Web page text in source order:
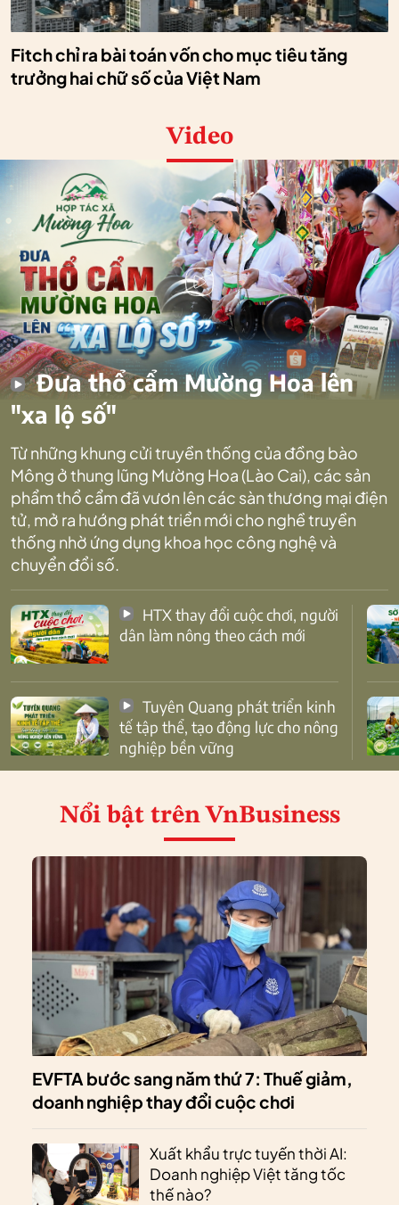
Fitch chỉ ra bài toán vốn cho mục tiêu tăng
trưởng hai chữ số của Việt Nam
Video
Đưa thổ cẩm Mường Hoa lên
"xa lộ số"
Từ những khung cửi truyền thống của đồng bào
Mông ở thung lũng Mường Hoa (Lào Cai), các sản
phẩm thổ cẩm đã vươn lên các sàn thương mại điện
tử, mở ra hướng phát triển mới cho nghề truyền
thống nhờ ứng dụng khoa học công nghệ và
chuyển đổi số.
dân làm nông theo cách mới
tế tập thể, tạo động lực cho nông
nghiệp bền vững
Nổi bật trên VnBusiness
EVFTA bước sang năm thứ 7: Thuế giảm,
doanh nghiệp thay đổi cuộc chơi
Xuất khẩu trực tuyến thời AI:
Doanh nghiệp Việt tăng tốc
thế nào?